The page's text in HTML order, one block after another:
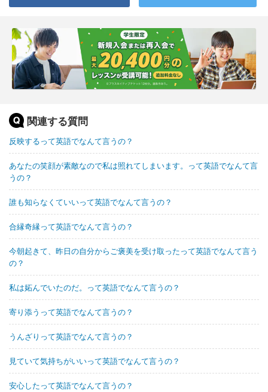
関連する質問
反映するって英語でなんて言うの？
あなたの笑顔が素敵なので私は照れてしまいます。って英語でなんて言
うの？
誰も知らなくていいって英語でなんて言うの？
合縁奇縁って英語でなんて言うの？
今朝起きて、昨日の自分からご褒美を受け取ったって英語でなんて言う
の？
私は妬んでいたのだ。って英語でなんて言うの？
寄り添うって英語でなんて言うの？
うんざりって英語でなんて言うの？
見ていて気持ちがいいって英語でなんて言うの？
安心したって英語でなんて言うの？